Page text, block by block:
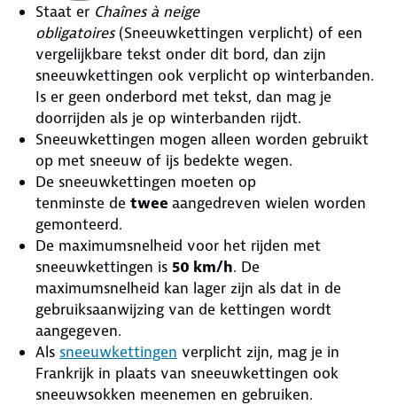
Staat er Chaînes à neige
obligatoires(Sneeuwkettingen verplicht) of een
vergelijkbare tekst onder dit bord, dan zijn
sneeuwkettingen ook verplicht op winterbanden.
Is er geen onderbord met tekst, dan mag je
doorrijden als je op winterbanden rijdt.
Sneeuwkettingen mogen alleen worden gebruikt
op met sneeuw of ijs bedekte wegen.
De sneeuwkettingen moeten op
tenminste de twee aangedreven wielen worden
gemonteerd.
De maximumsnelheid voor het rijden met
sneeuwkettingen is 50 km/h. De
maximumsnelheid kan lager zijn als dat in de
gebruiksaanwijzing van de kettingen wordt
aangegeven.
Als sneeuwkettingen verplicht zijn, mag je in
Frankrijk in plaats van sneeuwkettingen ook
sneeuwsokken meenemen en gebruiken.